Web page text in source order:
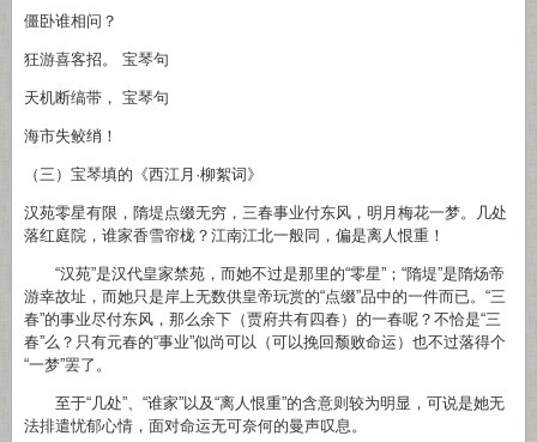
僵卧谁相问？
狂游喜客招。 宝琴句
天机断缟带， 宝琴句
海市失鲛绡！
（三）宝琴填的《西江月·柳絮词》
汉苑零星有限，隋堤点缀无穷，三春事业付东风，明月梅花一梦。几处
落红庭院，谁家香雪帘栊？江南江北一般同，偏是离人恨重！
“汉苑”是汉代皇家禁苑，而她不过是那里的“零星”；“隋堤”是隋炀帝
游幸故址，而她只是岸上无数供皇帝玩赏的“点缀”品中的一件而已。“三
春”的事业尽付东风，那么余下（贾府共有四春）的一春呢？不恰是“三
春”么？只有元春的“事业”似尚可以（可以挽回颓败命运）也不过落得个
“一梦”罢了。
至于“几处”、“谁家”以及“离人恨重”的含意则较为明显，可说是她无
法排遣忧郁心情，面对命运无可奈何的曼声叹息。